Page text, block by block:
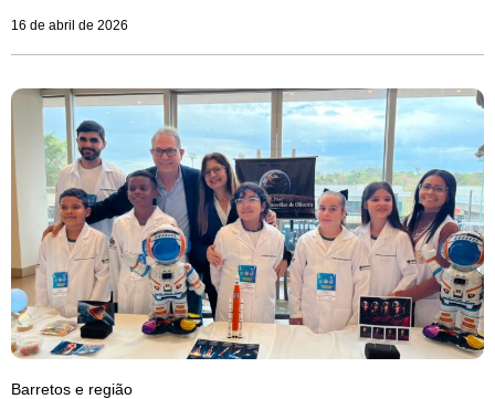
16 de abril de 2026
Barretos e região